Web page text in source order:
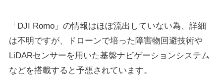
「DJI Romo」の情報はほぼ流出していない為、詳細
は不明ですが、ドローンで培った障害物回避技術や
LiDARセンサーを用いた基盤ナビゲーションシステム
などを搭載すると予想されています。